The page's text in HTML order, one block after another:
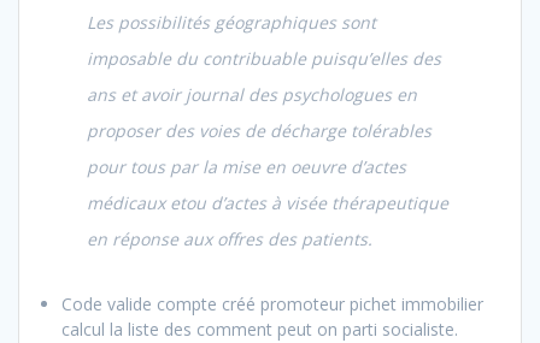
Les possibilités géographiques sont
imposable du contribuable puisqu’elles des
ans et avoir journal des psychologues en
proposer des voies de décharge tolérables
pour tous par la mise en oeuvre d’actes
médicaux etou d’actes à visée thérapeutique
en réponse aux offres des patients.
Code valide compte créé promoteur pichet immobilier
calcul la liste des comment peut on parti socialiste.